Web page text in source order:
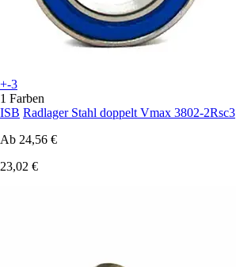
+-3
1 Farben
ISB Radlager Stahl doppelt Vmax 3802-2Rsc3
Ab 24,56 €
23,02 €